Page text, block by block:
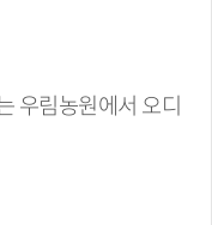
우림농원에서 오디